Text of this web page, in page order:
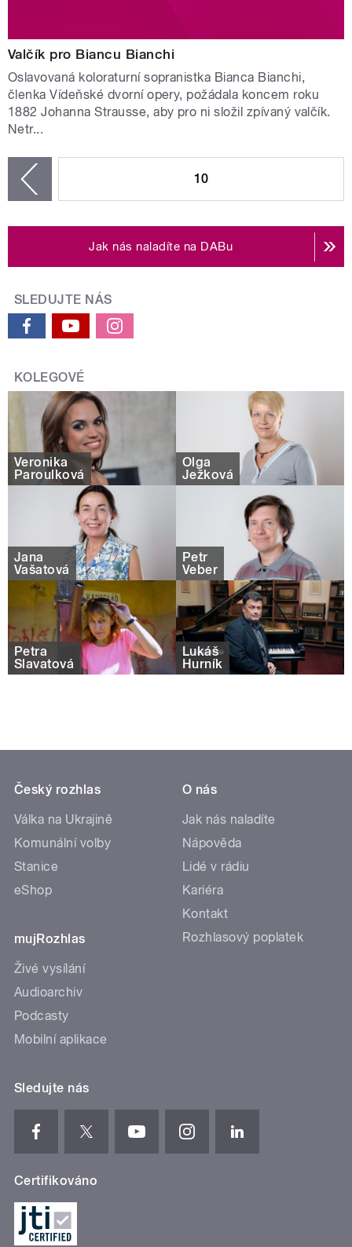
Valčík pro Biancu Bianchi
Oslavovaná koloraturní sopranistka Bianca Bianchi,
členka Vídeňské dvorní opery, požádala koncem roku
1882 Johanna Strausse, aby pro ni složil zpívaný valčík.
Netr...
10
Jak nás naladíte na DABu
SLEDUJTE NÁS
KOLEGOVÉ
Veronika
Paroulková
Olga
Ježková
Jana
Vašatová
Petr
Veber
Petra
Slavatová
Lukáš
Hurník
Český rozhlas
Válka na Ukrajině
Komunální volby
Stanice
eShop
mujRozhlas
Živé vysílání
Audioarchiv
Podcasty
Mobilní aplikace
O nás
Jak nás naladíte
Nápověda
Lidé v rádiu
Kariéra
Kontakt
Rozhlasový poplatek
Sledujte nás
Certifikováno